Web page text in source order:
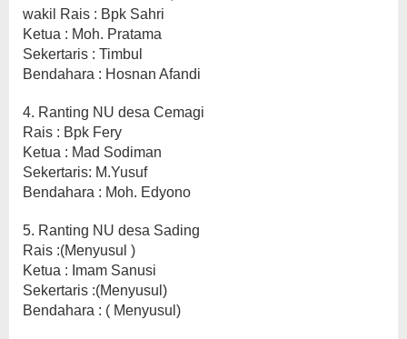
wakil Rais : Bpk Sahri
Ketua : Moh. Pratama
Sekertaris : Timbul
Bendahara : Hosnan Afandi
4. Ranting NU desa Cemagi
Rais : Bpk Fery
Ketua : Mad Sodiman
Sekertaris: M.Yusuf
Bendahara : Moh. Edyono
5. Ranting NU desa Sading
Rais :(Menyusul )
Ketua : Imam Sanusi
Sekertaris :(Menyusul)
Bendahara : ( Menyusul)